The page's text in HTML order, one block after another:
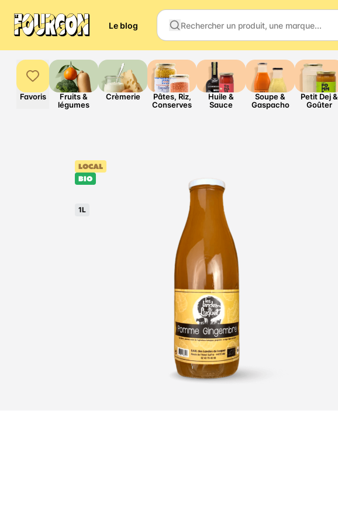
Le blog
Favoris
Fruits &
légumes
Crèmerie
Pâtes, Riz,
Conserves
Huile &
Sauce
Soupe &
Gaspacho
Petit Dej &
Goûter
LOCAL
BIO
1L